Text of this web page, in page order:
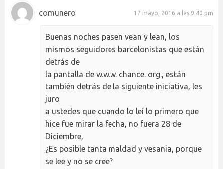
comunero 17 mayo, 2016 a las 9:40 pm
Buenas noches pasen vean y lean, los
mismos seguidores barcelonistas que están
detrás de
la pantalla de w.w.w. chance. org., están
también detrás de la siguiente iniciativa, les
juro
a ustedes que cuando lo leí lo primero que
hice fue mirar la fecha, no fuera 28 de
Diciembre,
¿Es posible tanta maldad y vesania, porque
se lee y no se cree?